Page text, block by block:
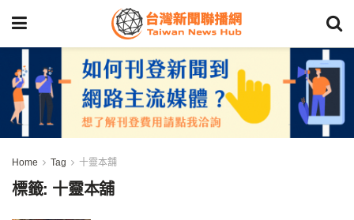
Home Tag 十靈本舖
標籤: 十靈本舖